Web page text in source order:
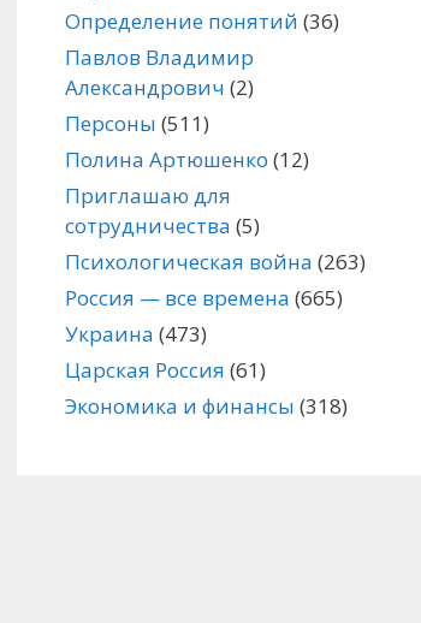
Определение понятий (36)
Павлов Владимир
Александрович (2)
Персоны (511)
Полина Артюшенко (12)
Приглашаю для
сотрудничества (5)
Психологическая война (263)
Россия — все времена (665)
Украина (473)
Царская Россия (61)
Экономика и финансы (318)